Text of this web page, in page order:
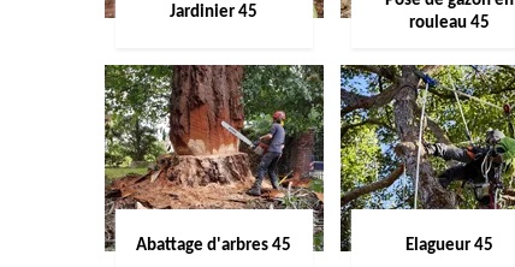
Jardinier 45
rouleau 45
Abattage d'arbres 45 Elagueur 45